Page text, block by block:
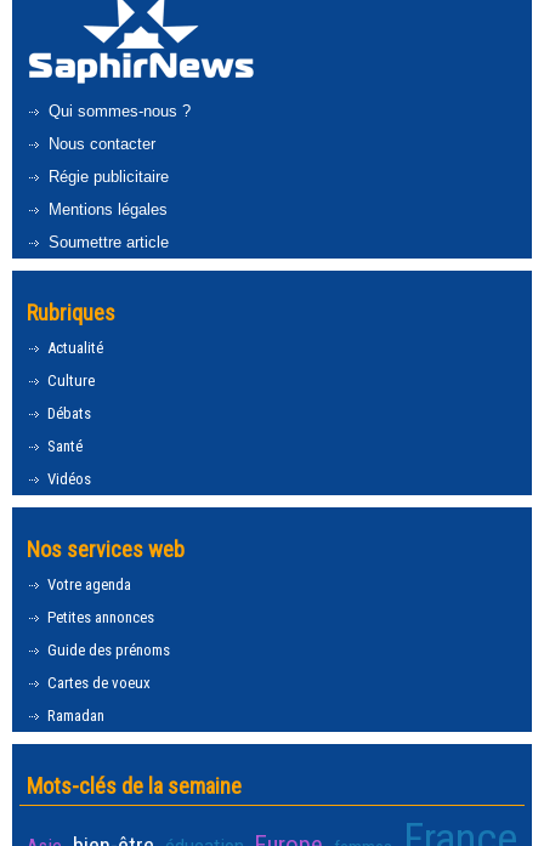
Qui sommes-nous ?
Nous contacter
Régie publicitaire
Mentions légales
Soumettre article
Rubriques
Actualité
Culture
Débats
Santé
Vidéos
Nos services web
Votre agenda
Petites annonces
Guide des prénoms
Cartes de voeux
Ramadan
Mots-clés de la semaine